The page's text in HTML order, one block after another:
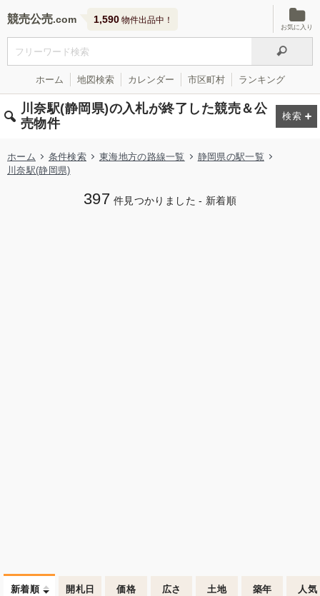
競売公売 1,590 物件出品中！
お気に入り
ホーム 地図検索 カレンダー 市区町村 ランキング
川奈駅(静岡県)の入札が終了した競売＆公
売物件
ホーム 条件検索 東海地方の路線一覧
静岡県の駅一覧
川奈駅(静岡県)
397 件見つかりました - 新着順
新着順 開札日 価格 広さ 土地 築年 人気